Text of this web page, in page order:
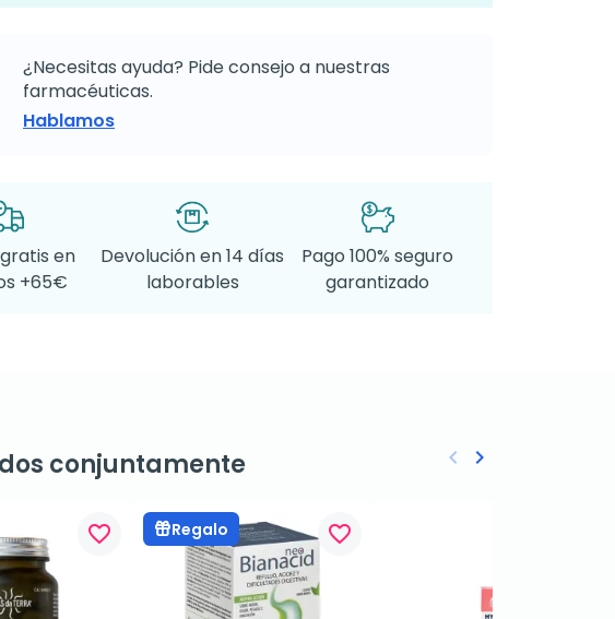
¿Necesitas ayuda? Pide consejo a nuestras
farmacéuticas.
Hablamos
en
+65€
Devolución en 14 días
laborables
Pago 100% seguro
garantizado
conjuntamente
favorite_border Regalo favorite_border
Anterior
keyboard_arrow_left Siguiente
keyboard_arrow_right